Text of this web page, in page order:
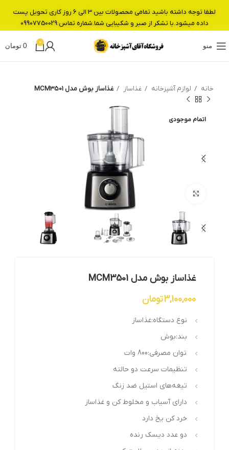
منو
0
0 تومان
خانه لوازم آشپزخانه غذاساز غذاساز بوش مدل MCM3501
اتمام موجودی
غذاساز بوش مدل MCM3501
3,100,000تومان
نوع دستگاه:غذاساز
بند:بوش
توان مصرفی:800 وات
تنظیمات سرعت دو حالته
تیغه‌های استیل ضد زنگ
دارای آسیاب و مخلوط کن و غذاساز
خرد کن یخ دارد
دو عدد دیسک رنده
لطفا توجه داشته باشید تمامی محصولات بین 3 الی 6 روز کاری تحویل پست
داده میشود.با تشکر از صبر و شکیبایی شما.شماره تماس:09907750029